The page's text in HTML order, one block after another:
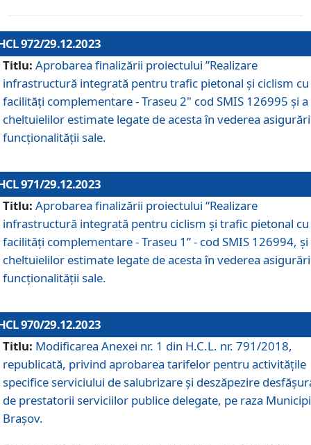
972/29.12.2023
Titlu: Aprobarea finalizării proiectului ”Realizare
infrastructură integrată pentru trafic pietonal și ciclism cu
facilități complementare - Traseu 2" cod SMIS 126995 și a
cheltuielilor estimate legate de acesta în vederea
funcționalității sale.
971/29.12.2023
Titlu: Aprobarea finalizării proiectului “Realizare
infrastructură integrată pentru ciclism şi trafic pietonal cu
facilităţi complementare - Traseu 1” - cod SMIS 126994, și
cheltuielilor estimate legate de acesta în vederea
funcționalității sale.
970/29.12.2023
Titlu: Modificarea Anexei nr. 1 din H.C.L. nr. 791/2018,
republicată, privind aprobarea tarifelor pentru activitățile
specifice serviciului de salubrizare și deszăpezire
de prestatorii serviciilor publice delegate, pe raza
Brașov.